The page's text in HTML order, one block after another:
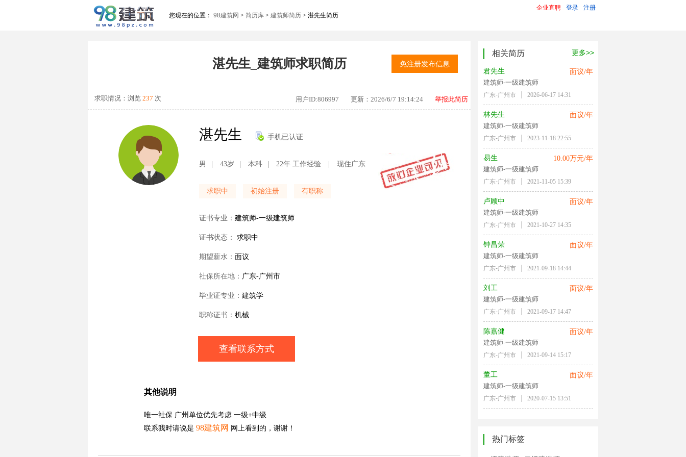
您现在的位置： 98建筑网 > 简历库 > 建筑师简历 > 湛先生简历
企业直聘 登录 注册
湛先生_建筑师求职简历 免注册发布信息
求职情况：浏览 237 次 用户ID:806997 更新：2026/6/7 19:14:24 举报此简历
湛先生 手机已认证
男 43岁 本科 22年 工作经验 现住广东
求职中 初始注册 有职称
证书专业： 建筑师-一级建筑师
证书状态： 求职中
期望薪水： 面议
社保所在地： 广东-广州市
毕业证专业： 建筑学
职称证书： 机械
查看联系方式
其他说明
唯一社保 广州单位优先考虑 一级+中级
联系我时请说是 98建筑网 网上看到的，谢谢！
相关简历 更多>>
君先生
建筑师-一级建筑师
广东-广州市 2026-06-17 14:31
面议/年
林先生
建筑师-一级建筑师
广东-广州市 2023-11-18 22:55
面议/年
易生
建筑师-一级建筑师
广东-广州市 2021-11-05 15:39
10.00万元/年
卢顾中
建筑师-一级建筑师
广东-广州市 2021-10-27 14:35
面议/年
钟昌荣
建筑师-一级建筑师
广东-广州市 2021-09-18 14:44
面议/年
刘工
建筑师-一级建筑师
广东-广州市 2021-09-17 14:47
面议/年
陈嘉健
建筑师-一级建筑师
广东-广州市 2021-09-14 15:17
面议/年
董工
建筑师-一级建筑师
广东-广州市 2020-07-15 13:51
面议/年
热门标签